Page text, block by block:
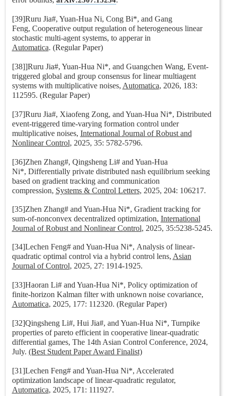
[39]Ruru Jia#, Yuan-Hua Ni, Cong Bi*, and Gang
Feng, Cooperative output regulation of heterogeneous linear
stochastic multi-agent systems, to apperar in
Automatica. (Regular Paper)
[38]]Ruru Jia#, Yuan-Hua Ni*, and Guangchen Wang, Event-
triggered global and group consensus for linear multiagent
systems with multiplicative noises, Automatica, 2026, 183:
112595. (Regular Paper)
[37]Ruru Jia#, Xiaofeng Zong, and Yuan-Hua Ni*, Distributed
event-triggered time-varying formation control under
multiplicative noises, International Journal of Robust and
Nonlinear Control, 2025, 35: 5782-5796.
[36]Zhen Zhang#, Qingsheng Li# and Yuan-Hua
Ni*, Differentially private distributed nash equilibrium seeking
based on gradient tracking and communication
compression, Systems & Control Letters, 2025, 204: 106217.
[35]Zhen Zhang# and Yuan-Hua Ni*, Gradient tracking for
sum-of-nonconvex decentralized optimization, International
Journal of Robust and Nonlinear Control, 2025, 35:5238-5245.
[34]Lechen Feng# and Yuan-Hua Ni*, Analysis of linear-
quadratic optimal control via a hybrid control lens, Asian
Journal of Control, 2025, 27: 1914-1925.
[33]Haoran Li# and Yuan-Hua Ni*, Policy optimization of
finite-horizon Kalman filter with unknown noise covariance,
Automatica, 2025, 177: 112320. (Regular Paper)
[32]Qingsheng Li#, Hui Jia#, and Yuan-Hua Ni*, Turnpike
properties of pareto efficient in cooperative linear-quadratic
differential games, The 14th Asian Control Conference, 2024,
July. (Best Student Paper Award Finalist)
[31]Lechen Feng# and Yuan-Hua Ni*, Accelerated
optimization landscape of linear-quadratic regulator,
Automatica, 2025, 171: 111927.